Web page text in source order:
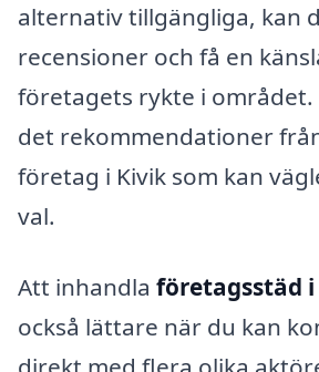
alternativ tillgängliga, kan
recensioner och få en
företagets rykte i området.
det rekommendationer
företag i Kivik som kan
val.
Att inhandla företagsstäd
också lättare när du kan